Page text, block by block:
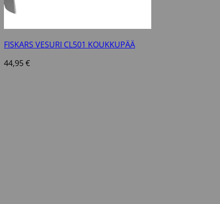
FISKARS VESURI CL501 KOUKKUPÄÄ
44,95€